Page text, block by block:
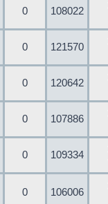
0 108022
0 121570
0 120642
0 107886
0 109334
0 106006